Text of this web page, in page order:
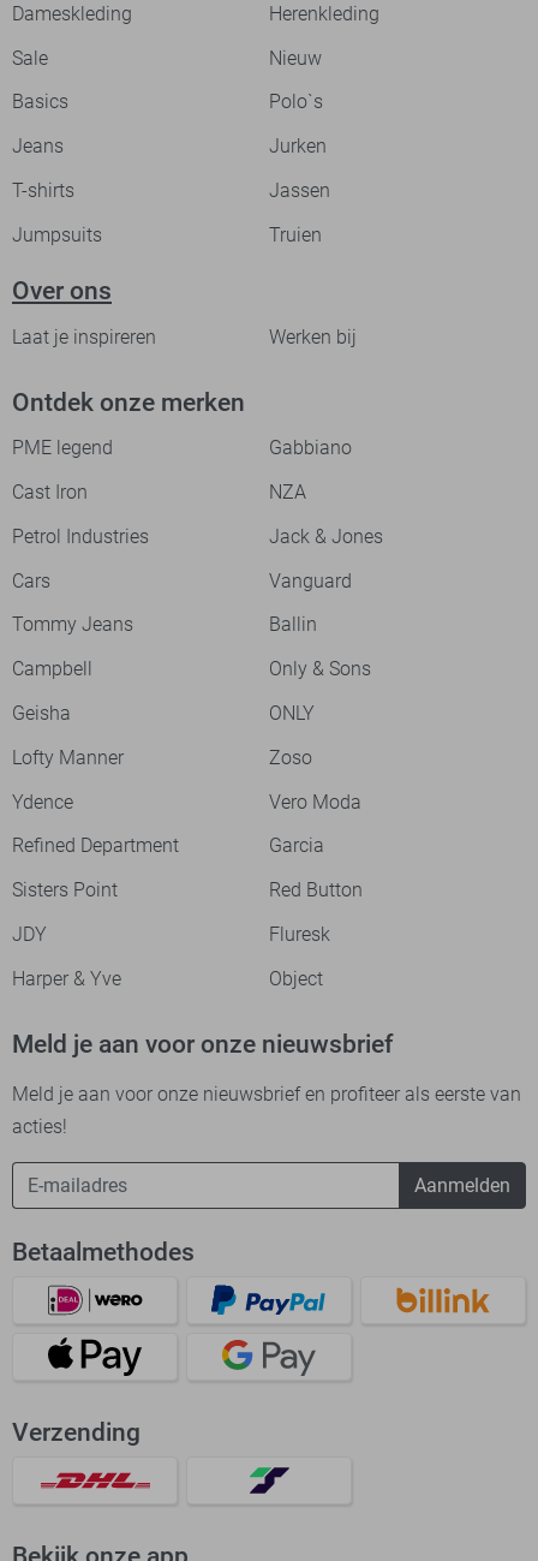
Dameskleding
Herenkleding
Sale
Nieuw
Basics
Polo`s
Jeans
Jurken
T-shirts
Jassen
Jumpsuits
Truien
Over ons
Laat je inspireren Werken bij
Ontdek onze merken
PME legend
Gabbiano
Cast Iron
NZA
Petrol Industries
Jack & Jones
Cars
Vanguard
Tommy Jeans
Ballin
Campbell
Only & Sons
Geisha
ONLY
Lofty Manner
Zoso
Ydence
Vero Moda
Refined Department
Garcia
Sisters Point
Red Button
JDY
Fluresk
Harper & Yve
Object
Meld je aan voor onze nieuwsbrief
Meld je aan voor onze nieuwsbrief en profiteer als eerste van
acties!
Aanmelden
Betaalmethodes
Verzending